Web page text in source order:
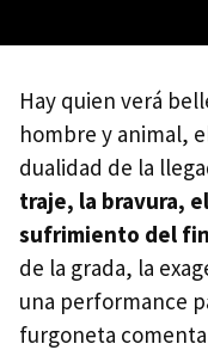
Hay quien verá
hombre y animal,
dualidad de la
traje, la bravura,
sufrimiento del
de la grada, la
una performance
furgoneta